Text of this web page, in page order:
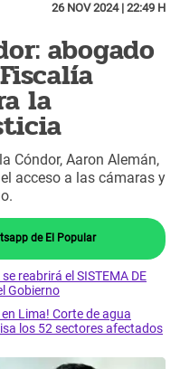
26 NOV 2024 | 22:49 H
abogado
la
Cóndor, Aaron Alemán,
acceso a las cámaras y
de El Popular
reabrirá el SISTEMA DE
Gobierno
Lima! Corte de agua
los 52 sectores afectados